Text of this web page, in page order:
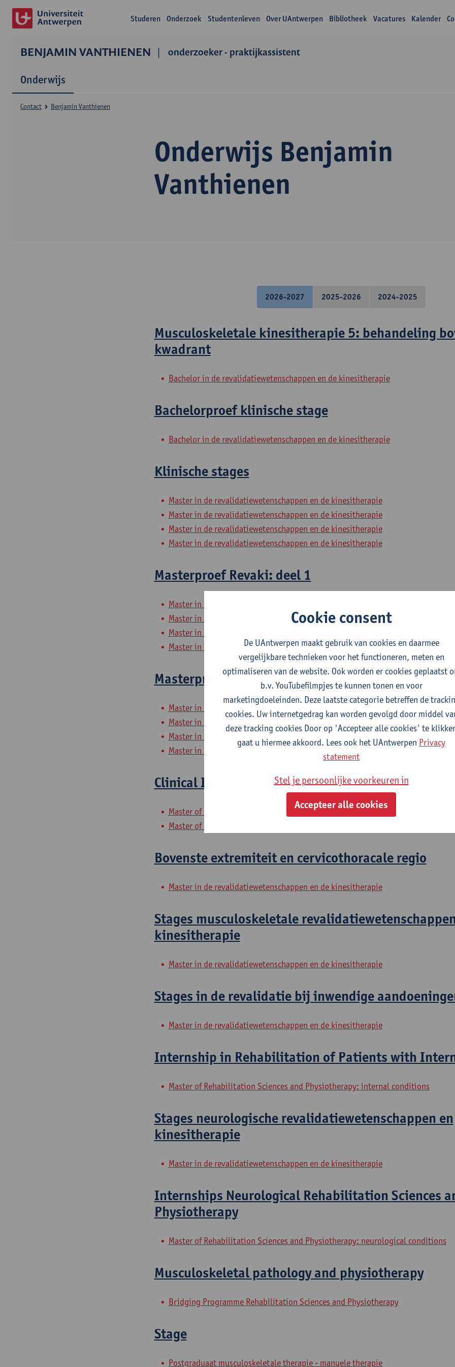
Studeren Onderzoek Studentenleven Over UAntwerpen Bibliotheek Vacatures Kalender
BENJAMIN VANTHIENEN onderzoeker - praktijkassistent
Onderwijs
Onderwijs Benjamin
Vanthienen
Contact Benjamin Vanthienen
2026-2027 2025-2026 2024-2025
Musculoskeletale kinesitherapie 5: behandeling
kwadrant
Bachelor in de revalidatiewetenschappen en de kinesitherapie
Bachelorproef klinische stage
Bachelor in de revalidatiewetenschappen en de kinesitherapie
Klinische stages
Master in de revalidatiewetenschappen en de kinesitherapie
Master in de revalidatiewetenschappen en de kinesitherapie
Master in de revalidatiewetenschappen en de kinesitherapie
Master in de revalidatiewetenschappen en de kinesitherapie
Masterproef Revaki: deel 1
Master in de revalidatiewetenschappen en de kinesitherapie
Master in de revalidatiewetenschappen en de kinesitherapie
Master in de revalidatiewetenschappen en de kinesitherapie
Master in de revalidatiewetenschappen en de kinesitherapie
Masterproef Revaki: deel 2
Master in de revalidatiewetenschappen en de kinesitherapie
Master in de revalidatiewetenschappen en de kinesitherapie
Master in de revalidatiewetenschappen en de kinesitherapie
Master in de revalidatiewetenschappen en de kinesitherapie
Clinical Internships
Master of Rehabilitation Sciences and Physiotherapy: internal conditions
Master of Rehabilitation Sciences and Physiotherapy: neurological conditions
Bovenste extremiteit en cervicothoracale regio
Master in de revalidatiewetenschappen en de kinesitherapie
Stages musculoskeletale
kinesitherapie
Master in de revalidatiewetenschappen en de kinesitherapie
Stages in de revalidatie bij inwendige
Master in de revalidatiewetenschappen en de kinesitherapie
Internship in Rehabilitation of Patients with
Master of Rehabilitation Sciences and Physiotherapy: internal conditions
Stages neurologische revalidatiewetenschappen en
kinesitherapie
Master in de revalidatiewetenschappen en de kinesitherapie
Internships Neurological Rehabilitation Sciences
Physiotherapy
Master of Rehabilitation Sciences and Physiotherapy: neurological conditions
Musculoskeletal pathology and physiotherapy
Bridging Programme Rehabilitation Sciences and Physiotherapy
Stage
Postgraduaat musculoskeletale therapie - manuele therapie
Cookie consent
De UAntwerpen maakt gebruik van cookies en daarmee
vergelijkbare technieken voor het functioneren, meten en
optimaliseren van de website. Ook worden er cookies geplaatst
b.v. YouTubefilmpjes te kunnen tonen en voor
marketingdoeleinden. Deze laatste categorie betreffen de
cookies. Uw internetgedrag kan worden gevolgd door middel
deze tracking cookies Door op 'Accepteer alle cookies' te
gaat u hiermee akkoord. Lees ook het UAntwerpen Privacy
statement
Stel je persoonlijke voorkeuren in
Accepteer alle cookies